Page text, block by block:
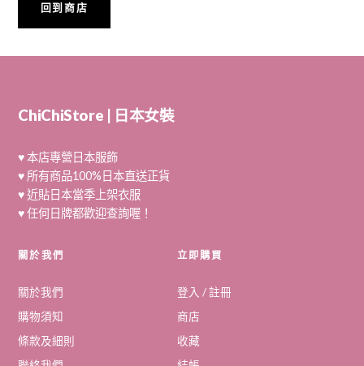
回到商店
ChiChiStore | 日本女裝
♥ 本店專營日本服飾
♥ 所有商品100%日本直送正貨
♥ 近貼日本當季上架衣服
♥ 任何日牌都歡迎查詢喔！
關於我們
關於我們
購物須知
條款及細則
立即購買
登入 / 註冊
商店
收藏